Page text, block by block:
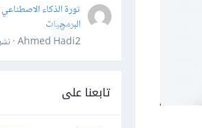
0
ثورة الذكاء
البرمجيات
Ahmed Hadi2 · نشر
تابعنا على